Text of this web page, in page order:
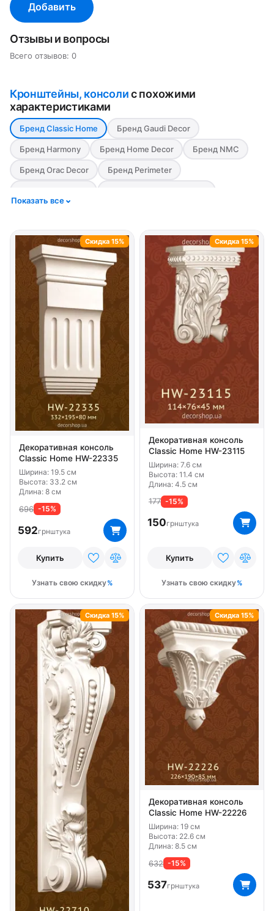
Добавить
Отзывы и вопросы
Всего отзывов: 0
Кронштейны, консолис похожими
характеристиками
Бренд Classic Home Бренд Gaudi Decor
Бренд Harmony Бренд Home Decor Бренд NMC
Бренд Orac Decor Бренд Perimeter
Показать все
Декоративная консоль
Classic Home HW-22335
Ширина: 19.5 см
Высота: 33.2 см
Длина: 8 см
696 -15%
592грнштука
Купить
Узнать свою скидку
Скидка 15%
Декоративная консоль
Classic Home HW-23115
Ширина: 7.6 см
Высота: 11.4 см
Длина: 4.5 см
177 -15%
150грнштука
Купить
Узнать свою скидку
Скидка 15%
Скидка 15%
Декоративная консоль
Classic Home HW-22226
Ширина: 19 см
Высота: 22.6 см
Длина: 8.5 см
632 -15%
537грнштука
Скидка 15%